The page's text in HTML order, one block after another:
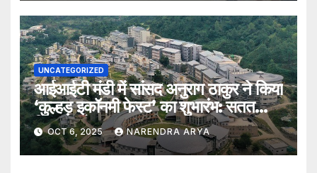
UNCATEGORIZED
आईआईटी मंडी में सांसद अनुराग ठाकुर ने किया
‘कुल्हड़ इकॉनमी फेस्ट’ का शुभारंभ: सतत
विकास और नवाचार का उत्सव
OCT 6, 2025 NARENDRA ARYA